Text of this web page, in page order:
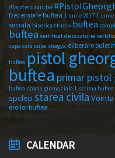
#faptenuvorbe
Decembrie Buftea 1 iunie 2017 1 iunie
sociala biserica studio buftea
buftea certificat de casatorie
cupa csta cupa shagya eliberare buletin
buftea pistol
buftea primar pistol
buftea scoala gimnaziala 1 scrima buftea
spclep starea civila
eroilor buftea
CALENDAR